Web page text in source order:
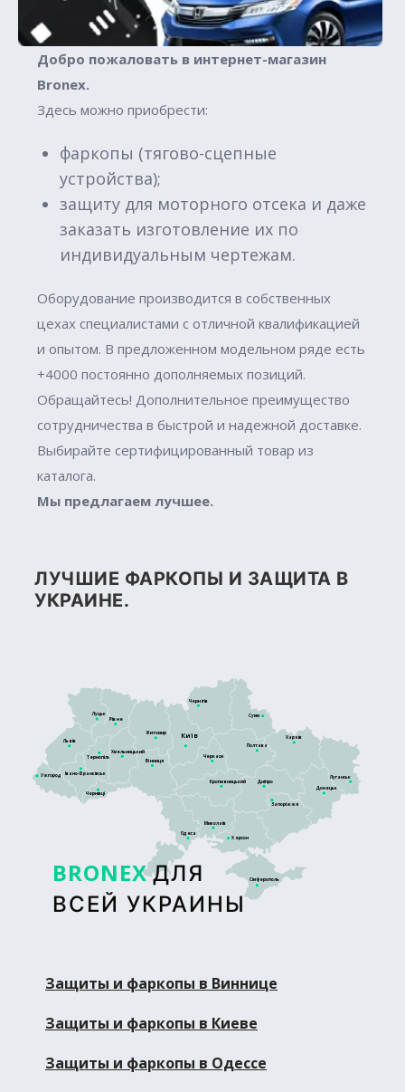
Добро пожаловать в интернет-магазин
Вronex.
Здесь можно приобрести:
фаркопы (тягово-сцепные
устройства);
защиту для моторного отсека и даже
заказать изготовление их по
индивидуальным чертежам.
Оборудование производится в собственных
цехах специалистами с отличной квалификацией
и опытом. В предложенном модельном ряде есть
+4000 постоянно дополняемых позиций.
Обращайтесь! Дополнительное преимущество
сотрудничества в быстрой и надежной доставке.
Выбирайте сертифицированный товар из
каталога.
Мы предлагаем лучшее.
ЛУЧШИЕ ФАРКОПЫ И ЗАЩИТА В
УКРАИНЕ.
BRONEX ДЛЯ
ВСЕЙ УКРАИНЫ
Сімферополь
Луцьк
Київ
Житомир
Тернопіль
Рівне
Львів
Дніпро
Кропивницький
Харків
Полтава
Черкаси
Суми
Чернігів
Запоріжжя
Херсон
Донецьк
Луганськ
Ужгород
Чернівці
Вінниця
Хмельницький
Івано-Франківськ
Миколаїв
Одеса
Защиты и фаркопы в Виннице
Защиты и фаркопы в Киеве
Защиты и фаркопы в Одессе